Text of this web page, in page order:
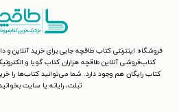
فروشگاه اینترنتی کتاب طاقچه جایی برای خرید آنلاین و
کتاب‌فروشی آنلاین طاقچه هزاران کتاب گویا و
کتاب رایگان هم وجود دارد. شما می‌توانید کتاب‌ها را
تبلت، رایانه یا سایت